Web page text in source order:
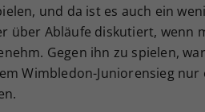
und da ist es auch ein
über Abläufe diskutiert, wenn
Gegen ihn zu spielen,
Wimbledon-Juniorensieg nur